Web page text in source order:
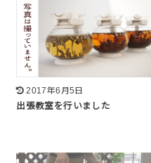
2017年6月5日
出張教室を行いました